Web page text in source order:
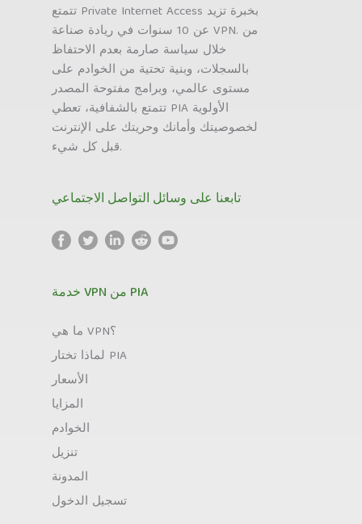
تتمتع Private Internet Access بخبرة تزيد
عن 10 سنوات في ريادة صناعة VPN. من
خلال سياسة صارمة بعدم الاحتفاظ
بالسجلات، وبنية تحتية من الخوادم على
مستوى عالمي، وبرامج مفتوحة المصدر
تتمتع بالشفافية، تعطي PIA الأولوية
لخصوصيتك وأمانك وحريتك على الإنترنت
قبل كل شيء.
تابعنا على وسائل التواصل الاجتماعي
خدمة VPN من PIA
ما هي VPN؟
لماذا تختار PIA
الأسعار
المزايا
الخوادم
تنزيل
المدونة
تسجيل الدخول